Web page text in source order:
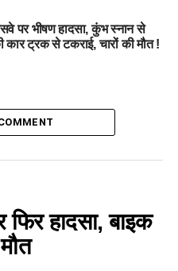
DEATH
ने दी जान से मारने की धमकी,
दुर्घटनाग्रस्त, कई घायल…
पर भीषण हादसा, कुंभ स्नान से
कार ट्रक से टकराई, चारों की मौत !
फिर हादसा, बाइक